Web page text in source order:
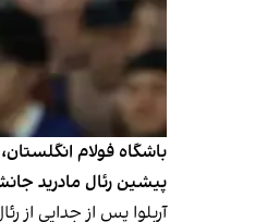
پیشین رئال مادرید
آربلوا پس از جدایی از